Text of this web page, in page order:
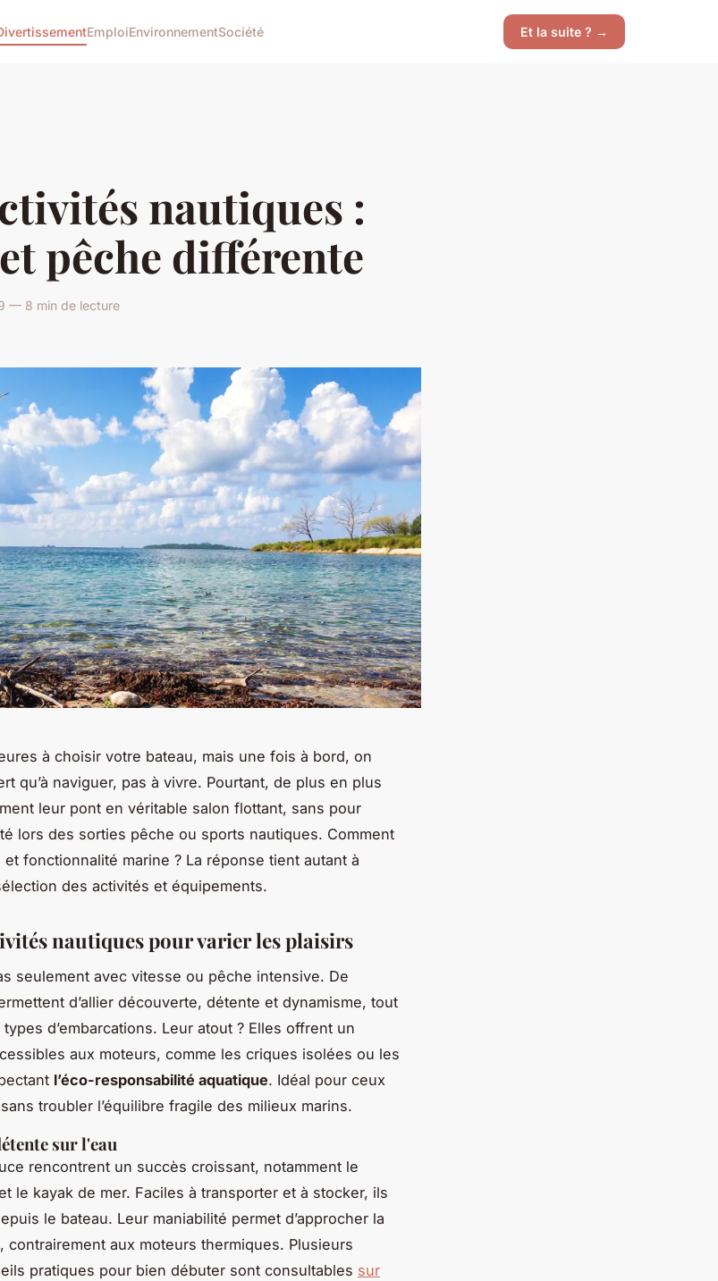
EmploiEnvironnementSociété Et la suite ? →
nautiques :
pêche différente
— 8 min de lecture
à choisir votre bateau, mais une fois à bord, on
qu’à naviguer, pas à vivre. Pourtant, de plus en plus
leur pont en véritable salon flottant, sans pour
lors des sorties pêche ou sports nautiques. Comment
fonctionnalité marine ? La réponse tient autant à
des activités et équipements.
nautiques pour varier les plaisirs
seulement avec vitesse ou pêche intensive. De
d’allier découverte, détente et dynamisme, tout
d’embarcations. Leur atout ? Elles offrent un
aux moteurs, comme les criques isolées ou les
l’éco-responsabilité aquatique. Idéal pour ceux
troubler l’équilibre fragile des milieux marins.
sur l'eau
rencontrent un succès croissant, notamment le
le kayak de mer. Faciles à transporter et à stocker, ils
le bateau. Leur maniabilité permet d’approcher la
contrairement aux moteurs thermiques. Plusieurs
pratiques pour bien débuter sont consultables sur